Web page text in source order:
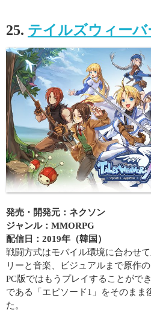
25. テイルズウィーバ
発売・開発元：ネクソン
ジャンル：MMORPG
配信日：2019年（韓国）
戦闘方式はモバイル環境に合わせ
リーと音楽、ビジュアルまで原作
PC版ではもうプレイすることがで
である「エピソード1」をそのまま
た。